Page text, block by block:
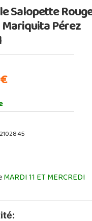
Salopette
Pérez
€
MARDI 11 ET MERCREDI